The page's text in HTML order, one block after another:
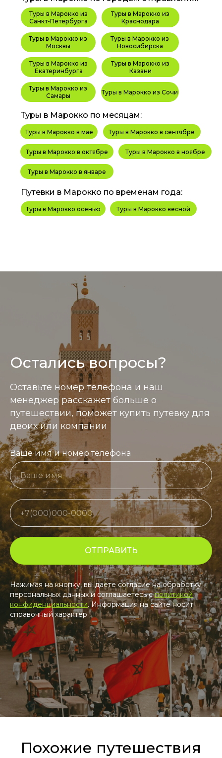
Туры в Марокко в сентябре
Туры в Марокко в октябре Туры в Марокко в ноябре
Туры в Марокко в январе
Туры в Марокко в мае
Туры в Марокко осенью Туры в Марокко весной
Туры в Марокко из
Новосибирска
Туры в Марокко из
Москвы
Туры в Марокко из
Казани
Туры в Марокко из Сочи
Туры в Марокко из
Краснодара
Туры в Марокко из
Самары
Туры в Марокко из
Екатеринбурга
Туры в Марокко из
Санкт-Петербурга
Туры в Марокко по месяцам:
Путевки в Марокко по временам года:
Информация размещенная на сайте носит
Остались вопросы?
Оставьте номер телефона и наш
менеджер расскажет больше о
путешествии, поможет купить путевку для
двоих или компании
Ваше имя и номер телефона
ОТПРАВИТЬ
Нажимая на кнопку, вы даете согласие на обработку
персональных данных и соглашаетесь cполитикой
конфиденциальности. Информация на сайте носит
справочный характер
Похожие путешествия